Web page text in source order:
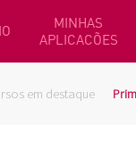
MINHAS
APLICACÕES
em destaque